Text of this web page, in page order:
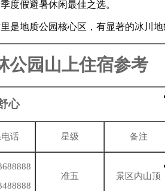
度假避暑休闲最佳之选。
是地质公园核心区，有显著的冰川地
公园山上住宿参考
心
话 星级 备注
准五 景区内山顶